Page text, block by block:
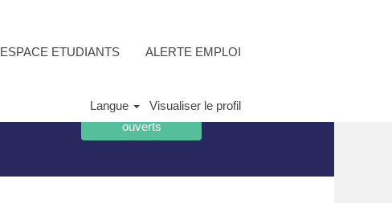
ESPACE ETUDIANTS ALERTE EMPLOI
Langue Visualiser le profil